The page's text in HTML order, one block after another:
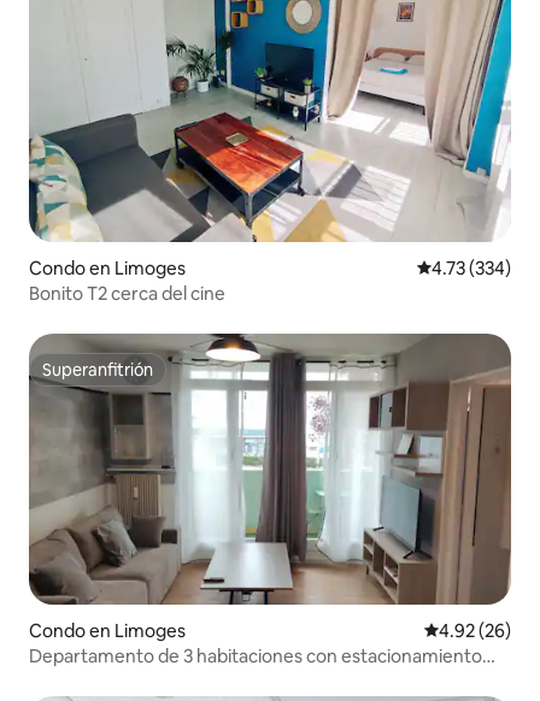
Condo en Limoges Calificación
4.73 (334)
Bonito T2 cerca del cine
Superanfitrión
Superanfitrión
Condo en Limoges Calificación
4.92 (26)
Departamento de 3 habitaciones con estacionamiento